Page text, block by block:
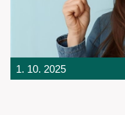
1. 10. 2025